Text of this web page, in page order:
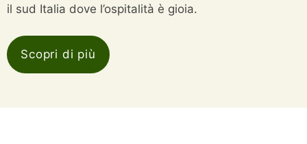
il sud Italia dove l’ospitalità è gioia.
Scopri di più